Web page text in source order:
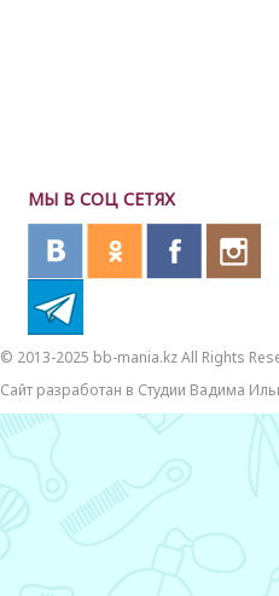
МЫ В СОЦ СЕТЯХ
© 2013-2025 bb-mania.kz All Rights
Сайт разработан в Студии Вадима